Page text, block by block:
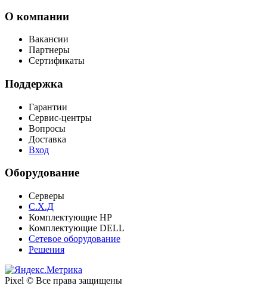
О компании
Вакансии
Партнеры
Сертификаты
Поддержка
Гарантии
Сервис-центры
Вопросы
Доставка
Вход
Оборудование
Серверы
C.Х.Д
Комплектующие НР
Комплектующие DELL
Сетевое оборудование
Решения
Pixel © Все права защищены